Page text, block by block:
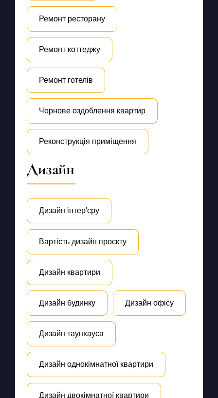
Ремонт ресторану
Ремонт коттеджу
Ремонт готелів
Чорнове оздоблення квартир
Реконструкція приміщення
Дизайн
Дизайн інтер'єру
Вартість дизайн проєкту
Дизайн квартири
Дизайн будинку Дизайн офісу
Дизайн таунхауса
Дизайн однокімнатної квартири
Дизайн двокімнатної квартири